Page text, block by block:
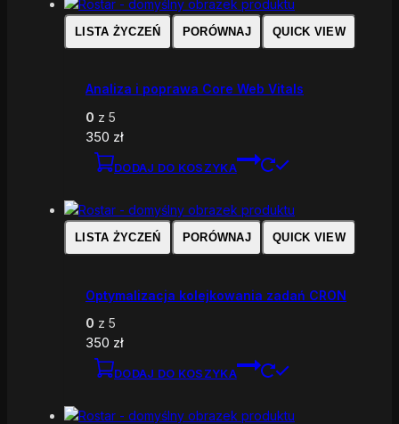
LISTA ŻYCZEŃ PORÓWNAJ QUICK VIEW
Analiza i poprawa Core Web Vitals
0 z 5
350 zł
DODAJ DO KOSZYKA
LISTA ŻYCZEŃ PORÓWNAJ QUICK VIEW
Optymalizacja kolejkowania zadań CRON
0 z 5
350 zł
DODAJ DO KOSZYKA